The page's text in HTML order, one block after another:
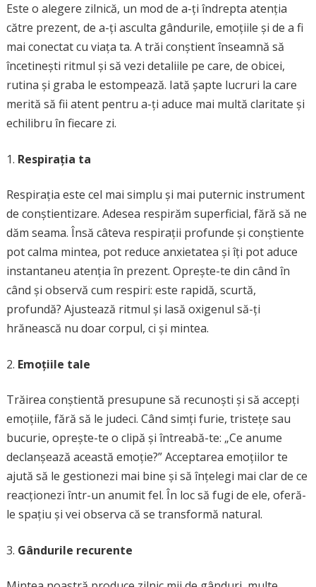
Este o alegere zilnică, un mod de a-ți îndrepta atenția
către prezent, de a-ți asculta gândurile, emoțiile și de a fi
mai conectat cu viața ta. A trăi conștient înseamnă să
încetinești ritmul și să vezi detaliile pe care, de obicei,
rutina și graba le estompează. Iată șapte lucruri la care
merită să fii atent pentru a-ți aduce mai multă claritate și
echilibru în fiecare zi.
Respirația ta
Respirația este cel mai simplu și mai puternic instrument
de conștientizare. Adesea respirăm superficial, fără să ne
dăm seama. Însă câteva respirații profunde și conștiente
pot calma mintea, pot reduce anxietatea și îți pot aduce
instantaneu atenția în prezent. Oprește-te din când în
când și observă cum respiri: este rapidă, scurtă,
profundă? Ajustează ritmul și lasă oxigenul să-ți
hrănească nu doar corpul, ci și mintea.
Emoțiile tale
Trăirea conștientă presupune să recunoști și să accepți
emoțiile, fără să le judeci. Când simți furie, tristețe sau
bucurie, oprește-te o clipă și întreabă-te: „Ce anume
declanșează această emoție?” Acceptarea emoțiilor te
ajută să le gestionezi mai bine și să înțelegi mai clar de ce
reacționezi într-un anumit fel. În loc să fugi de ele, oferă-
le spațiu și vei observa că se transformă natural.
Gândurile recurente